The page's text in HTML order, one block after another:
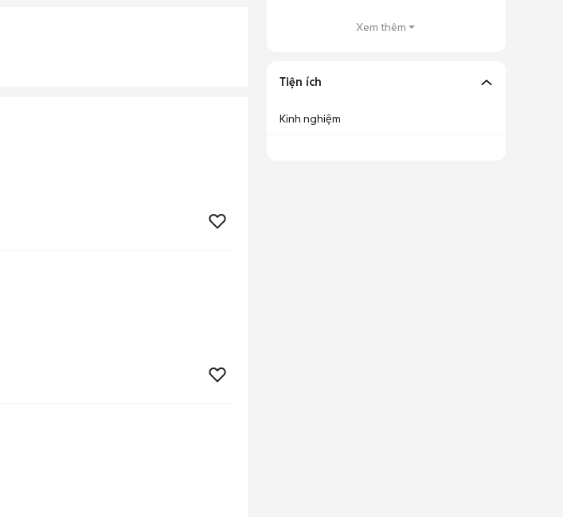
Xem thêm
Tiện ích
Kinh nghiệm